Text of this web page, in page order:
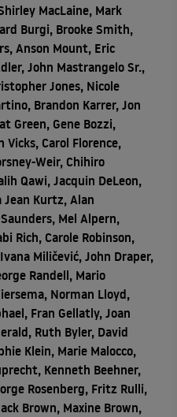
MacLaine, Mark
Burgi, Brooke Smith,
Anson Mount, Eric
John Mastrangelo Sr.,
Jones, Nicole
Brandon Karrer, Jon
Green, Gene Bozzi,
Vicks, Carol Florence,
Weir, Chihiro
Qawi, Jacquin DeLeon,
Jean Kurtz, Alan
Mel Alpern,
Rich, Carole Robinson,
Miličević, John Draper,
Randell, Mario
Norman Lloyd,
Fran Gellatly, Joan
Ruth Byler, David
Klein, Marie Malocco,
Kenneth Beehner,
Rosenberg, Fritz Rulli,
Brown, Maxine Brown,